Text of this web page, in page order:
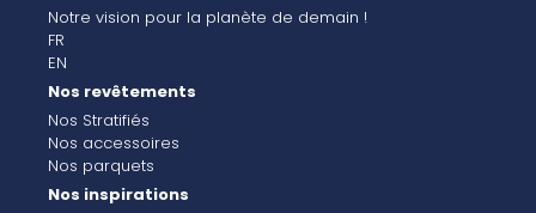
Notre vision pour la planète de demain !
FR
EN
Nos revêtements
Nos Stratifiés
Nos accessoires
Nos parquets
Nos inspirations